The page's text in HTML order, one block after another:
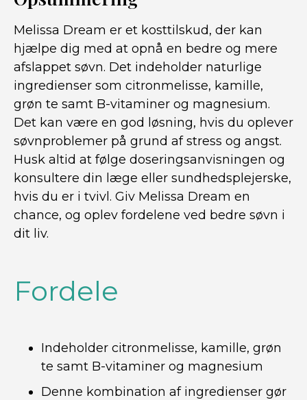
Melissa Dream er et kosttilskud, der kan
hjælpe dig med at opnå en bedre og mere
afslappet søvn. Det indeholder naturlige
ingredienser som citronmelisse, kamille,
grøn te samt B-vitaminer og magnesium.
Det kan være en god løsning, hvis du oplever
søvnproblemer på grund af stress og angst.
Husk altid at følge doseringsanvisningen og
konsultere din læge eller sundhedsplejerske,
hvis du er i tvivl. Giv Melissa Dream en
chance, og oplev fordelene ved bedre søvn i
dit liv.
Fordele
Indeholder citronmelisse, kamille, grøn
te samt B-vitaminer og magnesium
Denne kombination af ingredienser gør